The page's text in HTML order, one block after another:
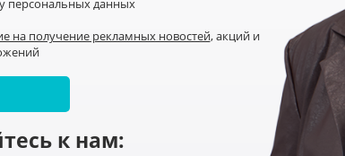
на получение рекламных новостей, акций и
к нам: